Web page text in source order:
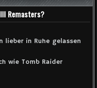
Remasters?
lieber in Ruhe gelassen
wie Tomb Raider